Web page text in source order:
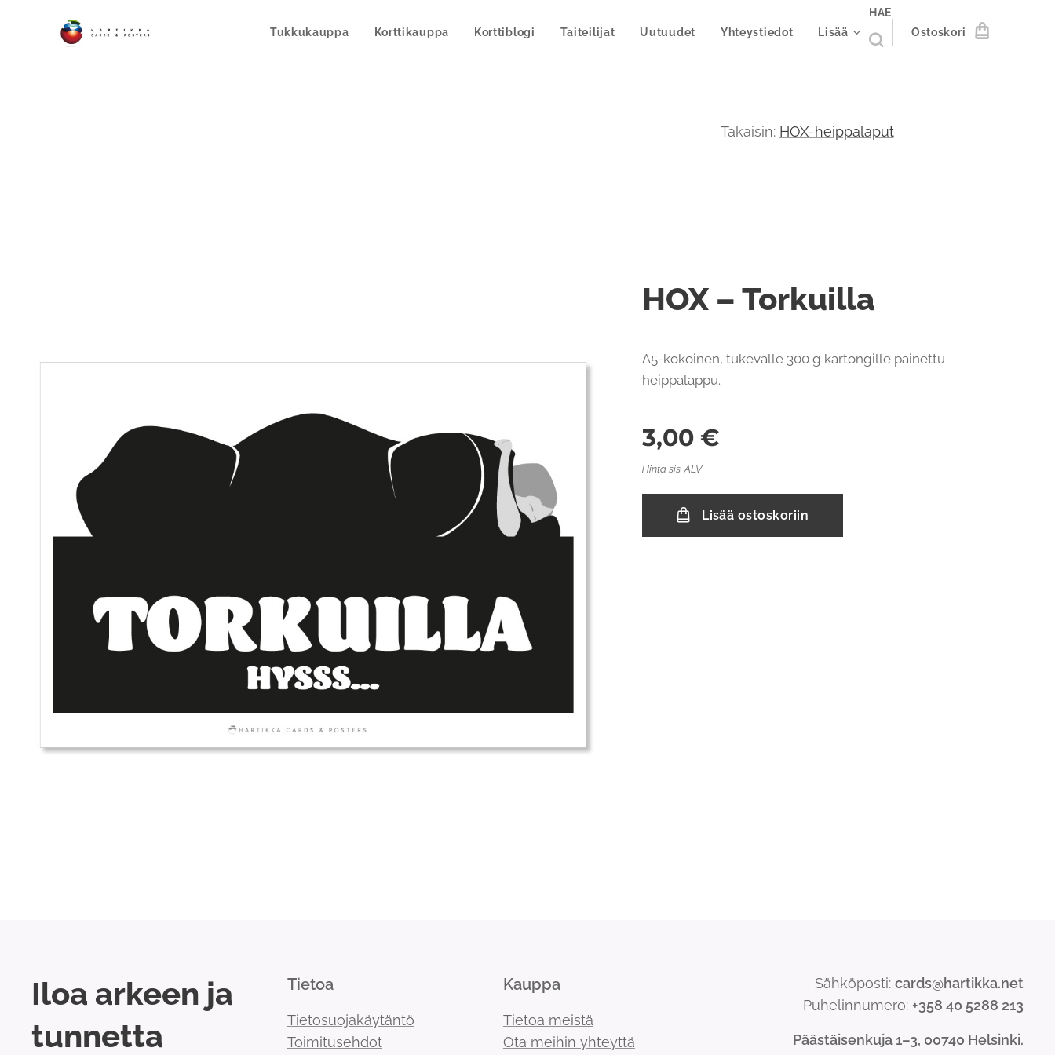
Tukkukauppa Korttikauppa Korttiblogi Taiteilijat Uutuudet Yhteystiedot Lisää
HAE
Ostoskori
Takaisin: HOX-heippalaput
HOX – Torkuilla
A5-kokoinen, tukevalle 300 g kartongille painettu
heippalappu.
3,00 €
Hinta sis. ALV
Lisää ostoskoriin
Iloa arkeen ja
tunnetta
Tietoa
Tietosuojakäytäntö
Toimitusehdot
Kauppa
Tietoa meistä
Ota meihin yhteyttä
Sähköposti: cards@hartikka.net
Puhelinnumero: +358 40 5288 213
Päästäisenkuja 1–3, 00740 Helsinki.